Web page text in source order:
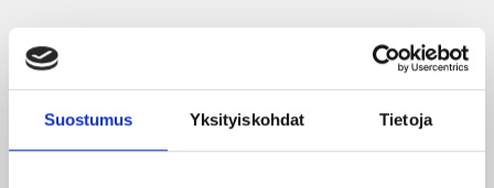
Suostumus Yksityiskohdat Tietoja
27.07.2026
Ruotsalaishyökkääjä Arvid Costmar JYPiin
25.06.2026